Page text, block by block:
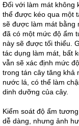
Đối với làm mát không
thể được kéo qua một
sẽ được làm mát bằng
đã có một mức độ ẩm
này sẽ được tối thiểu.
tác dụng làm mát, bất
vẫn sẽ xác định mức
trong tán cây tăng khả
nước lá, có thể làm
dinh dưỡng của cây.
Kiểm soát độ ẩm
dễ dàng, nhưng ảnh